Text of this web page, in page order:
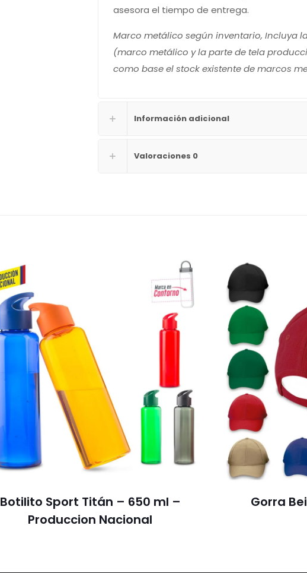
asesora el tiempo de entrega.
Marco metálico según inventario, Incluya
(marco metálico y la parte de tela
como base el stock existente de marcos
Información adicional
Valoraciones 0
Botilito Sport Titán – 650 ml –
Produccion Nacional
Gorra